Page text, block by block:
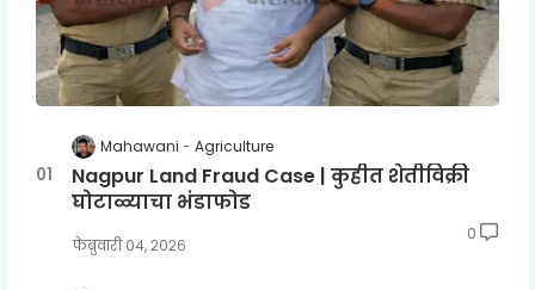
Mahawani Agriculture
Nagpur Land Fraud Case | कुहीत शेतीविक्री
घोटाळ्याचा भंडाफोड
फेब्रुवारी ०४, २०२६
0